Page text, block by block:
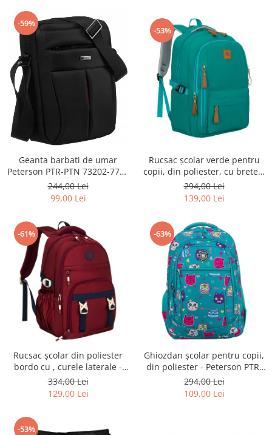
-59%
Geanta barbati de umar
Peterson PTR-PTN 73202-7738
BL
244,00 Lei
99,00 Lei
-53%
Rucsac școlar verde pentru
copii, din poliester, cu bretele
reglabile - Peterson PTR-PTN
BHX-01-9259 Gree
294,00 Lei
139,00 Lei
-61%
Rucsac școlar din poliester
bordo cu , curele laterale -
Peterson PTR-PTN 8594-1402
BORDO
334,00 Lei
129,00 Lei
-63%
Ghiozdan școlar pentru copii,
din poliester - Peterson PTR-
PTN BIEDRONKA G28
294,00 Lei
109,00 Lei
-53%